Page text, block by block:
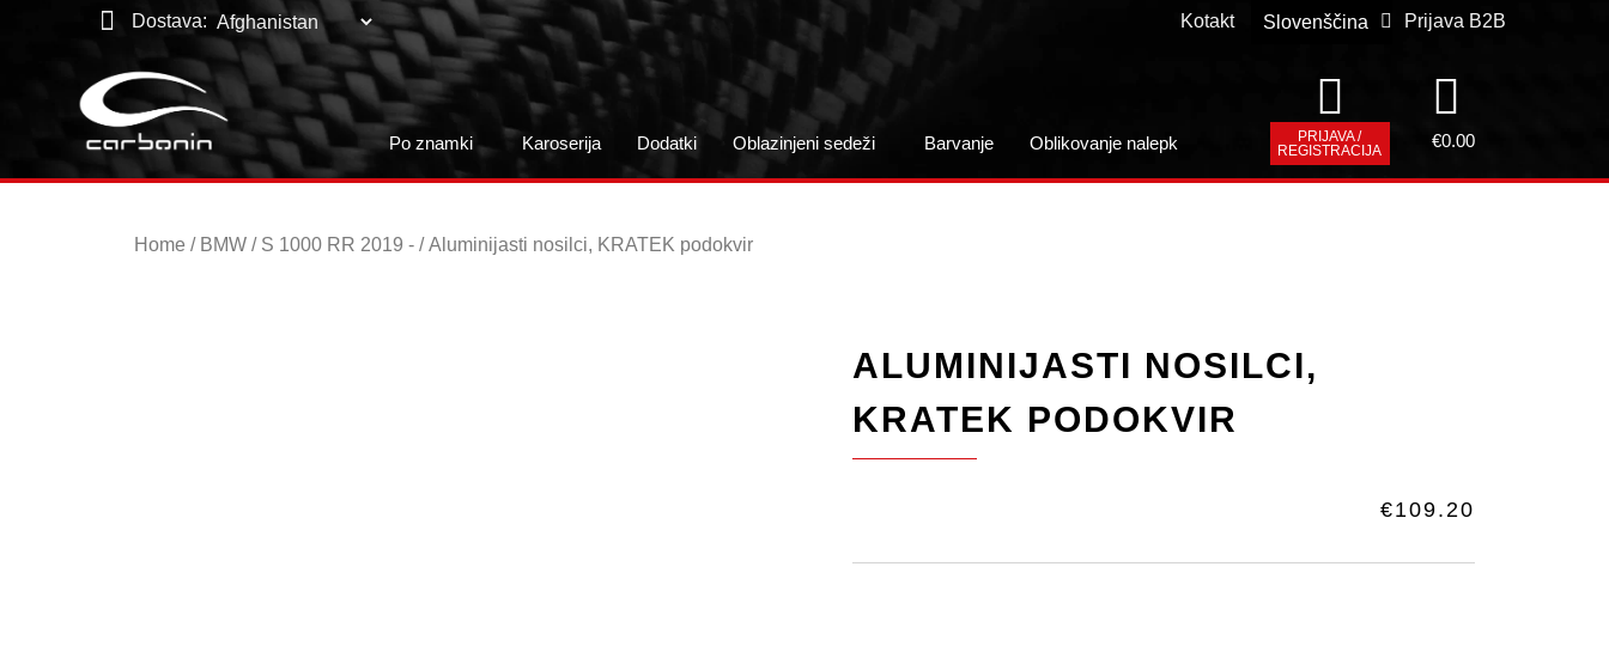
Dostava: Kotakt Slovenščina
Deutsch Prijava B2B
Po znamki Karoserija Dodatki Oblazinjeni sedeži Barvanje Oblikovanje nalepk
PRIJAVA /
REGISTRACIJA
€0.00
Home / BMW / S 1000 RR 2019 - / Aluminijasti nosilci, KRATEK podokvir
ALUMINIJASTI NOSILCI,
KRATEK PODOKVIR
€109.20